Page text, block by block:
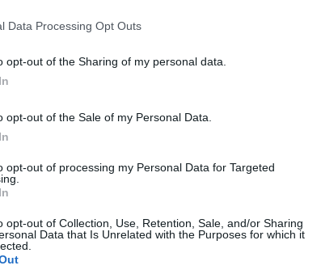
Data Processing Opt Outs
opt-out of the Sharing of my personal data.
opt-out of the Sale of my Personal Data.
opt-out of processing my Personal Data for Targeted
opt-out of Collection, Use, Retention, Sale, and/or Sharing
Data that Is Unrelated with the Purposes for which it
úgy kellett
egységként
majd ezeket
tette az építkezést, a
kivitelezést a